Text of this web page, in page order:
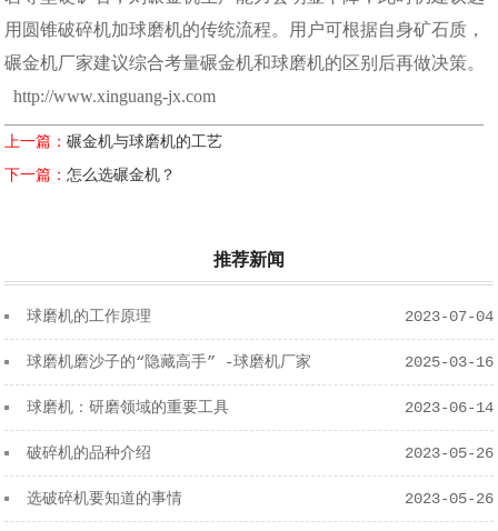
用圆锥破碎机加球磨机的传统流程。用户可根据自身矿石质，
碾金机厂家建议综合考量碾金机和球磨机的区别后再做决策。
http://www.xinguang-jx.com
上一篇：碾金机与球磨机的工艺
下一篇：怎么选碾金机？
推荐新闻
2023-07-04
球磨机的工作原理
2025-03-16
球磨机磨沙子的“隐藏高手” -球磨机厂家
2023-06-14
球磨机：研磨领域的重要工具
2023-05-26
破碎机的品种介绍
2023-05-26
选破碎机要知道的事情